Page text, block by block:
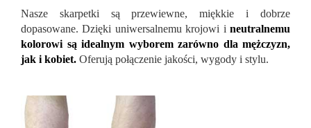
Nasze skarpetki są przewiewne, miękkie i dobrze
dopasowane. Dzięki uniwersalnemu krojowi i neutralnemu
kolorowi są idealnym wyborem zarówno dla mężczyzn,
jak i kobiet. Oferują połączenie jakości, wygody i stylu.